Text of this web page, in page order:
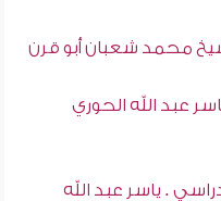
محمد شعبان أبو قرن
عبد الله الحوري
. ياسر عبد الله